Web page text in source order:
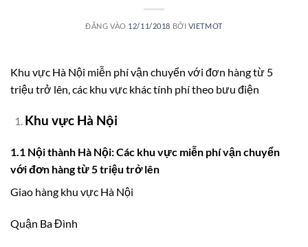
ĐĂNG VÀO 12/11/2018 BỞI VIETMOT
Khu vực Hà Nội miễn phí vận chuyển với đơn hàng từ 5
triệu trở lên, các khu vực khác tính phí theo bưu điện
Khu vực Hà Nội
1.1 Nội thành Hà Nội: Các khu vực miễn phí vận chuyển
với đơn hàng từ 5 triệu trở lên
Giao hàng khu vực Hà Nội
Quận Ba Đình